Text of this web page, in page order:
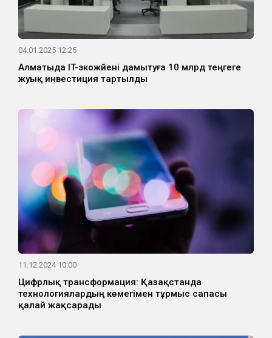
04.01.2025 12:25
Алматыда IT-экожүйені дамытуға 10 млрд теңгеге
жуық инвестиция тартылды
11.12.2024 10:00
Цифрлық трансформация: Қазақстанда
технологиялардың көмегімен тұрмыс сапасы
қалай жақсарады